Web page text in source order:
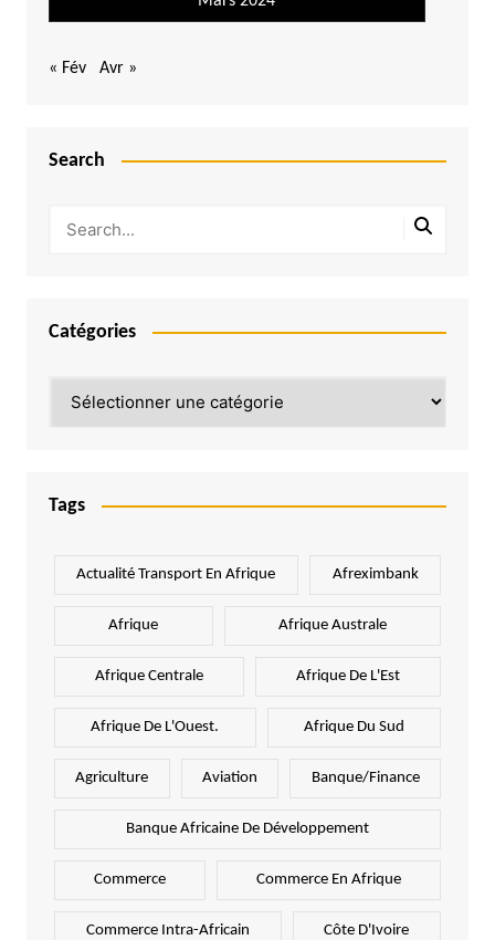
« Fév Avr »
Search
Catégories
Tags
Actualité Transport En Afrique Afreximbank
Afrique Afrique Australe
Afrique Centrale Afrique De L'Est
Afrique De L'Ouest. Afrique Du Sud
Agriculture Aviation Banque/Finance
Banque Africaine De Développement
Commerce Commerce En Afrique
Commerce Intra-Africain Côte D'Ivoire